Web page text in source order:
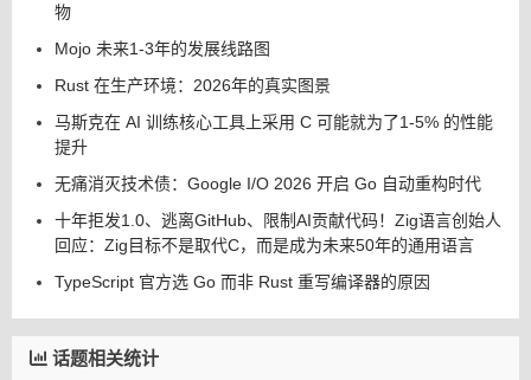
物
Mojo 未来1-3年的发展线路图
Rust 在生产环境：2026年的真实图景
马斯克在 AI 训练核心工具上采用 C 可能就为了1-5% 的性能
提升
无痛消灭技术债：Google I/O 2026 开启 Go 自动重构时代
十年拒发1.0、逃离GitHub、限制AI贡献代码！Zig语言创始人
回应：Zig目标不是取代C，而是成为未来50年的通用语言
TypeScript 官方选 Go 而非 Rust 重写编译器的原因
话题相关统计